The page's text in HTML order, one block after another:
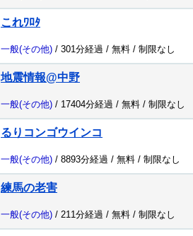
これﾜﾛﾀ
一般(その他) / 301分経過 / 無料 / 制限なし
地震情報@中野
一般(その他) / 17404分経過 / 無料 / 制限なし
るりコンゴウインコ
一般(その他) / 8893分経過 / 無料 / 制限なし
練馬の老害
一般(その他) / 211分経過 / 無料 / 制限なし